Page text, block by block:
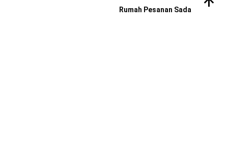
Rumah Pesanan Sada